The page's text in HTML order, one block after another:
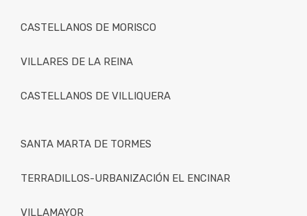
CASTELLANOS DE MORISCO
VILLARES DE LA REINA
CASTELLANOS DE VILLIQUERA
SANTA MARTA DE TORMES
TERRADILLOS-URBANIZACIÓN EL ENCINAR
VILLAMAYOR